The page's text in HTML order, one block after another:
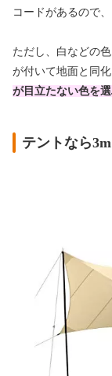
コードがあるので
ただし、白などの
が付いて地面と同
が目立たない色を
テントなら